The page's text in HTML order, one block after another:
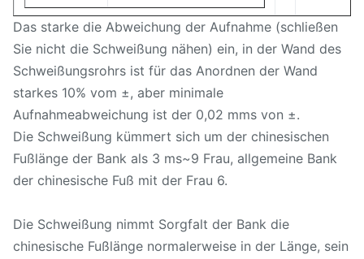
Das starke die Abweichung der Aufnahme (schließen
Sie nicht die Schweißung nähen) ein, in der Wand des
Schweißungsrohrs ist für das Anordnen der Wand
starkes 10% vom ±, aber minimale
Aufnahmeabweichung ist der 0,02 mms von ±.
Die Schweißung kümmert sich um der chinesischen
Fußlänge der Bank als 3 ms~9 Frau, allgemeine Bank
der chinesische Fuß mit der Frau 6.
Die Schweißung nimmt Sorgfalt der Bank die
chinesische Fußlänge normalerweise in der Länge, sein